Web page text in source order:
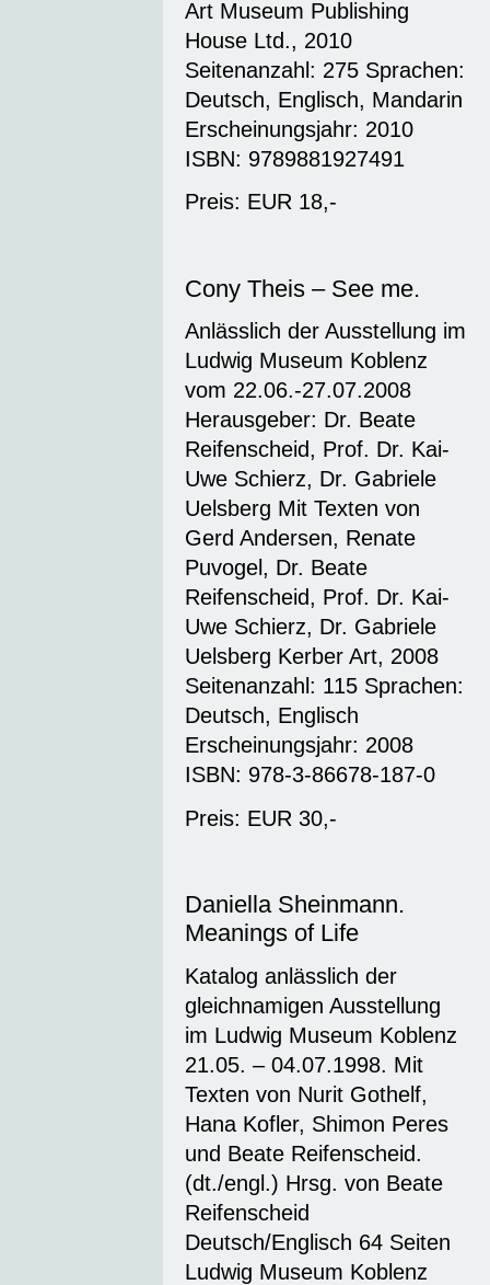
Art Museum Publishing
House Ltd., 2010
Seitenanzahl: 275 Sprachen:
Deutsch, Englisch, Mandarin
Erscheinungsjahr: 2010
ISBN: 9789881927491
Preis: EUR 18,-
Cony Theis – See me.
Anlässlich der Ausstellung im
Ludwig Museum Koblenz
vom 22.06.-27.07.2008
Herausgeber: Dr. Beate
Reifenscheid, Prof. Dr. Kai-
Uwe Schierz, Dr. Gabriele
Uelsberg Mit Texten von
Gerd Andersen, Renate
Puvogel, Dr. Beate
Reifenscheid, Prof. Dr. Kai-
Uwe Schierz, Dr. Gabriele
Uelsberg Kerber Art, 2008
Seitenanzahl: 115 Sprachen:
Deutsch, Englisch
Erscheinungsjahr: 2008
ISBN: 978-3-86678-187-0
Preis: EUR 30,-
Daniella Sheinmann.
Meanings of Life
Katalog anlässlich der
gleichnamigen Ausstellung
im Ludwig Museum Koblenz
21.05. – 04.07.1998. Mit
Texten von Nurit Gothelf,
Hana Kofler, Shimon Peres
und Beate Reifenscheid.
(dt./engl.) Hrsg. von Beate
Reifenscheid
Deutsch/Englisch 64 Seiten
Ludwig Museum Koblenz